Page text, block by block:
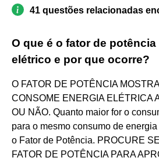
41 questões relacionadas
O que é o fator de
elétrico e por que ocorre?
O FATOR DE POTÊNCIA
CONSOME ENERGIA ELÉTRICA
OU NÃO. Quanto maior for o
para o mesmo consumo de
o Fator de Potência. PROCURE
FATOR DE POTÊNCIA PARA